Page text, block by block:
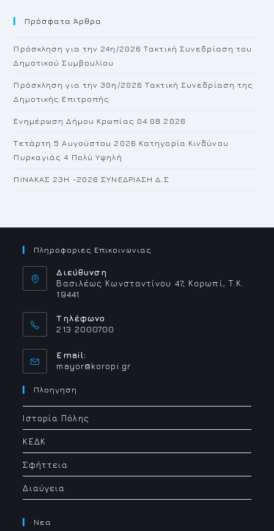
Πρόσφατα Άρθρα
Πρόσκληση για την 24η/2026 Τακτική Συνεδρίαση του
Δημοτικού Συμβουλίου
Πρόσκληση για την 30η/2026 Τακτική Συνεδρίαση της
Δημοτικής Επιτροπής
Ενημέρωση Δήμου Κρωπίας 04.08.2026
Τετάρτη 5 Αυγούστου 2026 Κατηγορία Κινδύνου
Πυρκαγιάς 4 Πολύ Υψηλή
ΠΙΝΑΚΑΣ 23H -2026 ΣΥΝΕΔΡΙΑΣΗ Δ.Σ
Πληροφοριες Επικοινωνιας
Διεύθυνση
Βασιλέως Κωνσταντίνου 47, Κορωπί, Τ.Κ.
19441
Τηλέφωνο
213 2000700
Email:
mayor@koropi.grOpens
Πλοηγηση
Ιστορία Πόλης
ΚΕΔΚ
Σφήττεια
Διαύγεια
Νεα